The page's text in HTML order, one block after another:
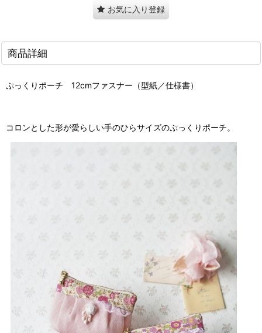
お気に入り登録
商品詳細
ぷっくりポーチ 12cmファスナー（型紙／仕様書）
コロンとした形が愛らしい手のひらサイズのぷっくりポーチ。